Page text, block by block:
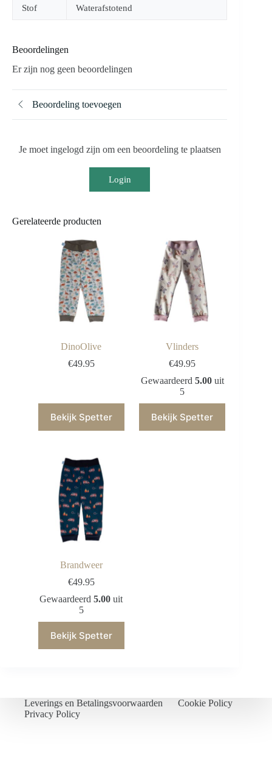
Stof Waterafstotend
Beoordelingen
Er zijn nog geen beoordelingen
Beoordeling toevoegen
Je moet ingelogd zijn om een beoordeling te plaatsen
Login
Gerelateerde producten
DinoOlive
€49.95
Bekijk Spetter
Vlinders
€49.95
Gewaardeerd 5.00uit
5
Bekijk Spetter
Brandweer
€49.95
Gewaardeerd5.00 uit
5
Bekijk Spetter
Leverings en Betalingsvoorwaarden
Cookie Policy
Privacy Policy